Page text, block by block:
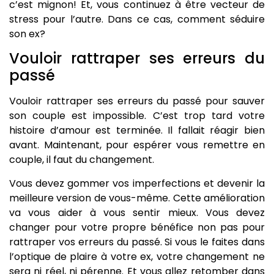
c’est mignon! Et, vous continuez à être vecteur de
stress pour l’autre. Dans ce cas, comment séduire
son ex?
Vouloir rattraper ses erreurs du
passé
Vouloir rattraper ses erreurs du passé pour sauver
son couple est impossible. C’est trop tard votre
histoire d’amour est terminée. Il fallait réagir bien
avant. Maintenant, pour espérer vous remettre en
couple, il faut du changement.
Vous devez gommer vos imperfections et devenir la
meilleure version de vous-même. Cette amélioration
va vous aider à vous sentir mieux. Vous devez
changer pour votre propre bénéfice non pas pour
rattraper vos erreurs du passé. Si vous le faites dans
l’optique de plaire à votre ex, votre changement ne
sera ni réel, ni pérenne. Et vous allez retomber dans